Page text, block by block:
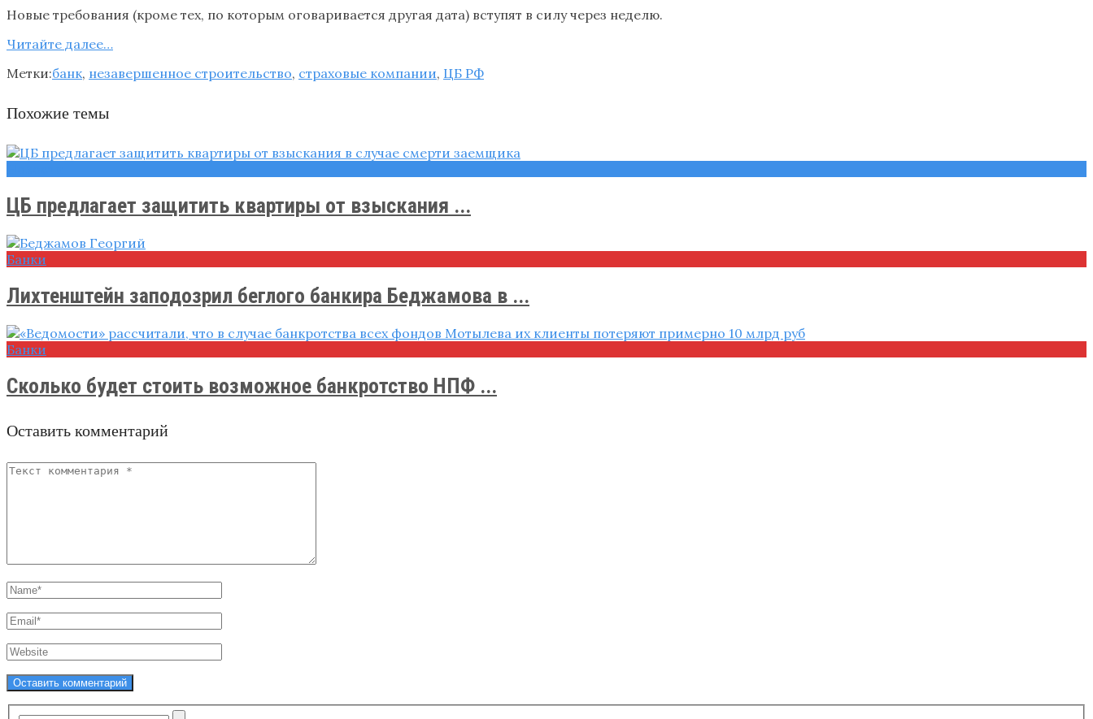
Новые требования (кроме тех, по которым оговаривается другая дата) вступят в силу через неделю.
Читайте далее…
Метки:банк, незавершенное строительство, страховые компании, ЦБ РФ
Похожие темы
ЦБ предлагает защитить квартиры от взыскания ...
Банки
Лихтенштейн заподозрил беглого банкира Беджамова в ...
Банки
Сколько будет стоить возможное банкротство НПФ ...
Оставить комментарий